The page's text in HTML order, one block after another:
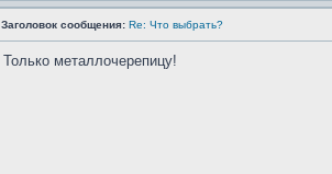
Заголовок сообщения: Re: Что выбрать?
Только металлочерепицу!